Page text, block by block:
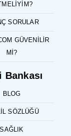
SORULAR
GÜVENILIR
MI?
Bankası
BLOG
SÖZLÜĞÜ
SAĞLIK